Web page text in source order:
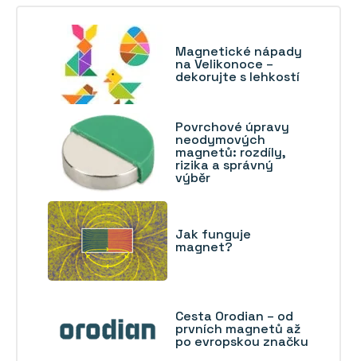
Magnetické nápady
na Velikonoce –
dekorujte s lehkostí
Povrchové úpravy
neodymových
magnetů: rozdíly,
rizika a správný
výběr
Jak funguje
magnet?
Cesta Orodian – od
prvních magnetů až
po evropskou značku